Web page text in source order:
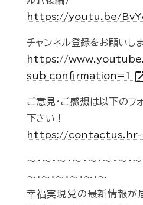
https://youtu.be/
チャンネル登録をお願いし
https://
sub_confirmation=1
ご意見・ご感想は以下のフ
下さい！
https://
～・～・～・～・～・～・～・
～・～・～・～・～・～
幸福実現党の最新情報が